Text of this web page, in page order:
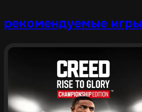
рекомендуемые игры